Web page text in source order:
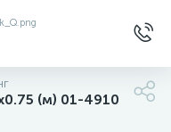
(м) 01-4910